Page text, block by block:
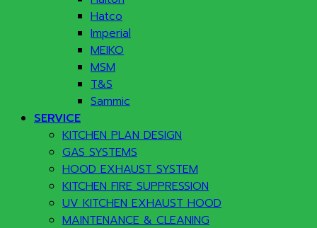
Hatco
Imperial
MEIKO
MSM
T&S
Sammic
SERVICE
KITCHEN PLAN DESIGN
GAS SYSTEMS
HOOD EXHAUST SYSTEM
KITCHEN FIRE SUPPRESSION
UV KITCHEN EXHAUST HOOD
MAINTENANCE & CLEANING